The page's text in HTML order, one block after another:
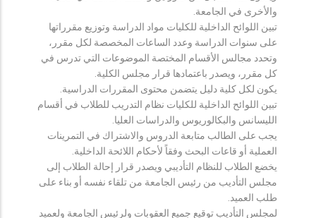
والأخرى في الجامعة.
تبين اللوائح الداخلية للكليات مواد الدراسة وتوزيع مقرراتها
على سنوات الدراسة وعدد الساعات المخصصة لكل مقرر،
وتحدد مجالس الأقسام المختصة الموضوعات التي تدرس في
كل مقرر، ويصدر باعتمادها قرار مجلس الكلية.
يكون لكل كلية دليل يتضمن محتوى المقررات الدراسية.
تبين اللوائح الداخلية للكليات نظام التدريب للطلاب في أقسام
الليسانس والبكالوريوس والدراسات العليا.
يجب على الطالب متابعة الدروس والاشتراك في التمرينات
العملية أو قاعات البحث وفقاً لأحكام اللائحة الداخلية.
يخضع الطلاب للنظام التأديبي ويصدر قرار إحالة الطلاب إلى
مجلس التأديب من رئيس الجامعة من تلقاء نفسه أو بناء على
طلب العميد.
لمجلس التأديب توقيع جميع العقوبات ولرئيس الجامعة ولعميد